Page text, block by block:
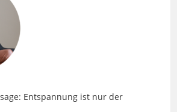
Entspannung ist nur der